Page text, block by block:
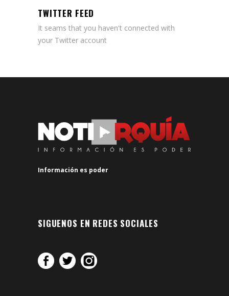
TWITTER FEED
It seams that you haven't connected with
your Twitter account
Información es poder
SIGUENOS EN REDES SOCIALES